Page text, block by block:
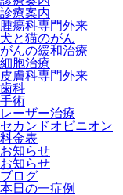
診療案内
腫瘍科専門外来
犬と猫のがん
がんの緩和治療
細胞治療
皮膚科専門外来
歯科
手術
レーザー治療
セカンドオピニオン
料金表
お知らせ
お知らせ
ブログ
本日の一症例